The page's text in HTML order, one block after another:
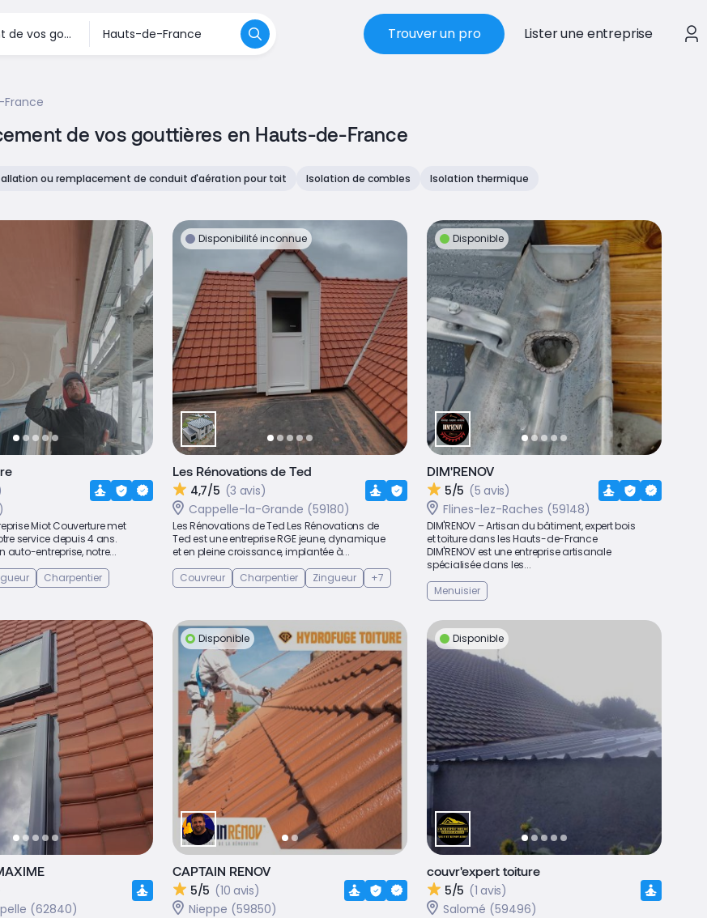
Trouver un pro Lister une entreprise
de vos gouttières en Hauts-de-France
ou remplacement de conduit d'aération pour toit Isolation de combles Isolation thermique
Miot Couverture met
service depuis 4 ans.
auto-entreprise, notre...
Charpentier
Disponibilité inconnue
Les Rénovations de Ted
4,7/5 (3 avis)
Cappelle-la-Grande (59180)
Les Rénovations de Ted Les Rénovations de
Ted est une entreprise RGE jeune, dynamique
et en pleine croissance, implantée à...
Couvreur
Charpentier Zingueur +7
Disponible
DIM'RENOV
5/5 (5 avis)
Flines-lez-Raches (59148)
DIM'RENOV – Artisan du bâtiment, expert bois
et toiture dans les Hauts-de-France
DIM'RENOV est une entreprise artisanale
spécialisée dans les...
Menuisier
(62840)
Disponible
CAPTAIN RENOV
5/5 (10 avis)
Nieppe (59850)
Disponible
couvr'expert toiture
5/5 (1 avis)
Salomé (59496)